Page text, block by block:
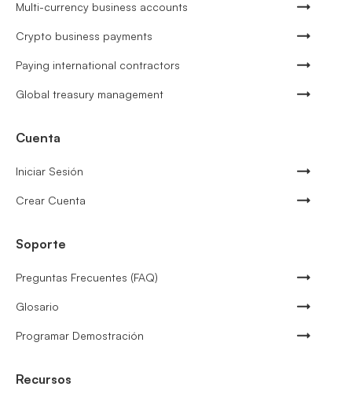
Multi-currency business accounts
Crypto business payments
Paying international contractors
Global treasury management
Cuenta
Iniciar Sesión
Crear Cuenta
Soporte
Preguntas Frecuentes (FAQ)
Glosario
Programar Demostración
Recursos